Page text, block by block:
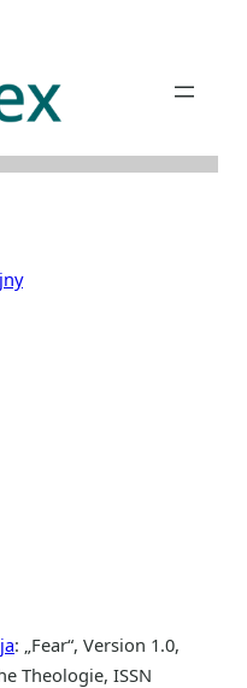
: „Fear“, Version 1.0,
Theologie, ISSN